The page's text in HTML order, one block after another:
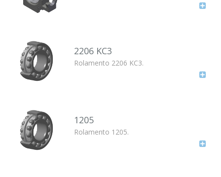
2206 KC3
Rolamento 2206 KC3.
1205
Rolamento 1205.